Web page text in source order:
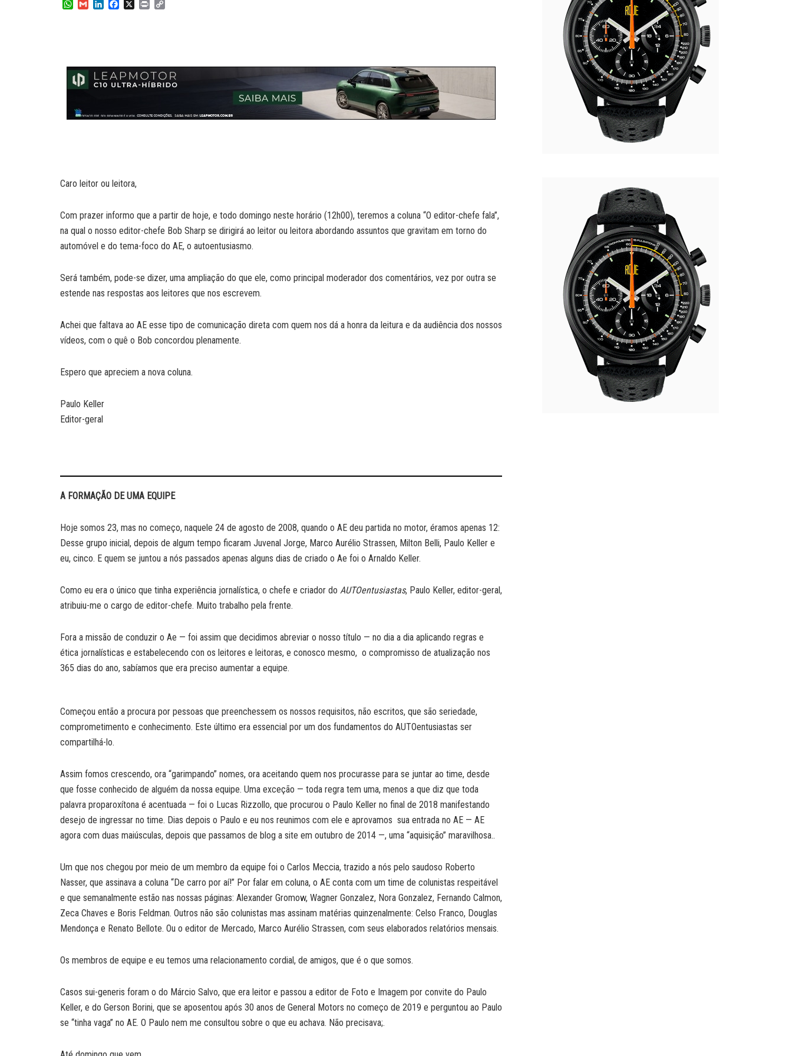
W
p
p
G
I
n
o
k
X
P
n
k
Caro leitor ou leitora,
Com prazer informo que a partir de hoje, e todo domingo neste horário (12h00), teremos a coluna “O editor-chefe fala”,
na qual o nosso editor-chefe Bob Sharp se dirigirá ao leitor ou leitora abordando assuntos que gravitam em torno do
automóvel e do tema-foco do AE, o autoentusiasmo.
Será também, pode-se dizer, uma ampliação do que ele, como principal moderador dos comentários, vez por outra se
estende nas respostas aos leitores que nos escrevem.
Achei que faltava ao AE esse tipo de comunicação direta com quem nos dá a honra da leitura e da audiência dos nossos
vídeos, com o quê o Bob concordou plenamente.
Espero que apreciem a nova coluna.
Paulo Keller
Editor-geral
A FORMAÇÃO DE UMA EQUIPE
Hoje somos 23, mas no começo, naquele 24 de agosto de 2008, quando o AE deu partida no motor, éramos apenas 12:
Desse grupo inicial, depois de algum tempo ficaram Juvenal Jorge, Marco Aurélio Strassen, Milton Belli, Paulo Keller e
eu, cinco. E quem se juntou a nós passados apenas alguns dias de criado o Ae foi o Arnaldo Keller.
Como eu era o único que tinha experiência jornalística, o chefe e criador do AUTOentusiastas, Paulo Keller, editor-geral,
atribuiu-me o cargo de editor-chefe. Muito trabalho pela frente.
Fora a missão de conduzir o Ae — foi assim que decidimos abreviar o nosso título — no dia a dia aplicando regras e
ética jornalísticas e estabelecendo con os leitores e leitoras, e conosco mesmo, o compromisso de atualização nos
365 dias do ano, sabíamos que era preciso aumentar a equipe.
Começou então a procura por pessoas que preenchessem os nossos requisitos, não escritos, que são seriedade,
comprometimento e conhecimento. Este último era essencial por um dos fundamentos do AUTOentusiastas ser
compartilhá-lo.
Assim fomos crescendo, ora “garimpando” nomes, ora aceitando quem nos procurasse para se juntar ao time, desde
que fosse conhecido de alguém da nossa equipe. Uma exceção — toda regra tem uma, menos a que diz que toda
palavra proparoxítona é acentuada — foi o Lucas Rizzollo, que procurou o Paulo Keller no final de 2018 manifestando
desejo de ingressar no time. Dias depois o Paulo e eu nos reunimos com ele e aprovamos sua entrada no AE — AE
agora com duas maiúsculas, depois que passamos de blog a site em outubro de 2014 —, uma “aquisição” maravilhosa..
Um que nos chegou por meio de um membro da equipe foi o Carlos Meccia, trazido a nós pelo saudoso Roberto
Nasser, que assinava a coluna “De carro por aí!” Por falar em coluna, o AE conta com um time de colunistas respeitável
e que semanalmente estão nas nossas páginas: Alexander Gromow, Wagner Gonzalez, Nora Gonzalez, Fernando Calmon,
Zeca Chaves e Boris Feldman. Outros não são colunistas mas assinam matérias quinzenalmente: Celso Franco, Douglas
Mendonça e Renato Bellote. Ou o editor de Mercado, Marco Aurélio Strassen, com seus elaborados relatórios mensais.
Os membros de equipe e eu temos uma relacionamento cordial, de amigos, que é o que somos.
Casos sui-generis foram o do Márcio Salvo, que era leitor e passou a editor de Foto e Imagem por convite do Paulo
Keller, e do Gerson Borini, que se aposentou após 30 anos de General Motors no começo de 2019 e perguntou ao Paulo
se “tinha vaga” no AE. O Paulo nem me consultou sobre o que eu achava. Não precisava;.